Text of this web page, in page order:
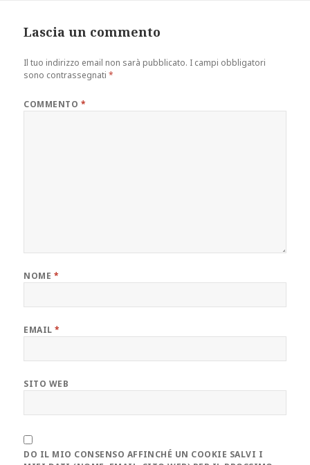
Lascia un commento
Il tuo indirizzo email non sarà pubblicato. I campi obbligatori
sono contrassegnati*
COMMENTO *
NOME *
EMAIL*
SITO WEB
DO IL MIO CONSENSO AFFINCHÉ UN COOKIE SALVI I